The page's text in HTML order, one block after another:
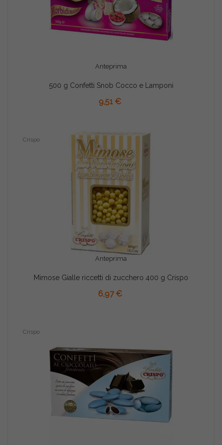
Anteprima
500 g Confetti Snob Cocco e Lamponi
9,51 €
Anteprima
Crispo
Mimose Gialle riccetti di zucchero 400 g Crispo
6,97 €
Crispo